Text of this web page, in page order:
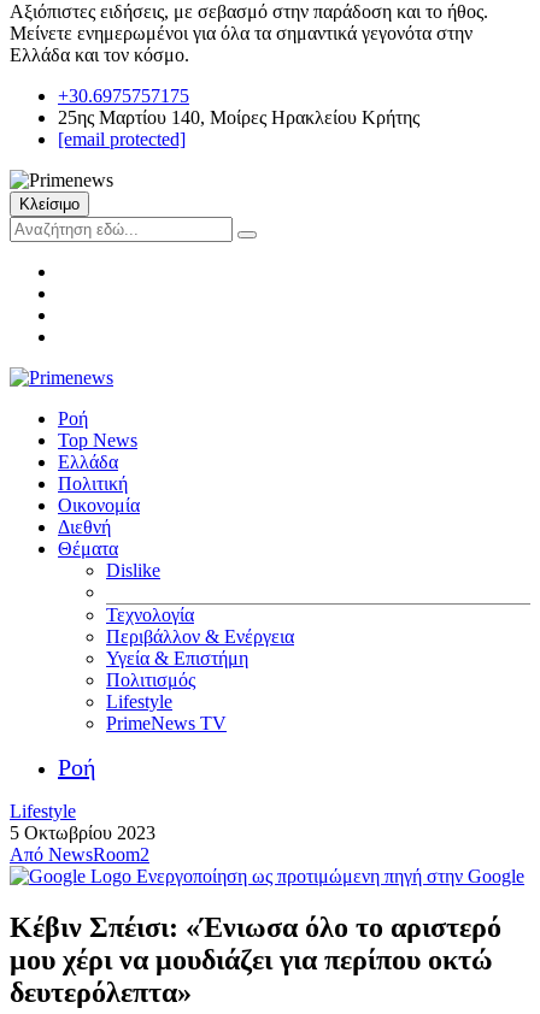
Αξιόπιστες ειδήσεις, με σεβασμό στην παράδοση και το ήθος.
Μείνετε ενημερωμένοι για όλα τα σημαντικά γεγονότα στην
Ελλάδα και τον κόσμο.
+30.6975757175
25ης Μαρτίου 140, Μοίρες Ηρακλείου Κρήτης
[email protected]
Κλείσιμο
Ροή
Top News
Ελλάδα
Πολιτική
Οικονομία
Διεθνή
Θέματα
Dislike
Τεχνολογία
Περιβάλλον & Ενέργεια
Υγεία & Επιστήμη
Πολιτισμός
Lifestyle
PrimeNews TV
Ροή
Lifestyle
5 Οκτωβρίου 2023
Από NewsRoom2
Ενεργοποίηση ως προτιμώμενη πηγή στην Google
Κέβιν Σπέισι: «Ένιωσα όλο το αριστερό
μου χέρι να μουδιάζει για περίπου οκτώ
δευτερόλεπτα»